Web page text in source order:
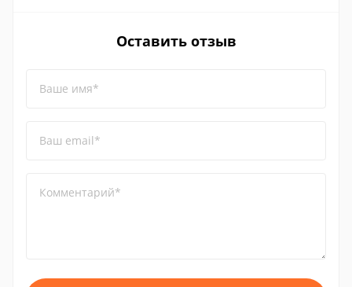
Оставить отзыв
Ваше имя*
Ваш email*
Комментарий*